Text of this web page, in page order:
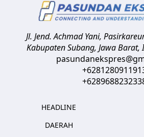
Jl. Jend. Achmad Yani,
Kabupaten Subang, Jawa Barat,
HEADLINE
DAERAH